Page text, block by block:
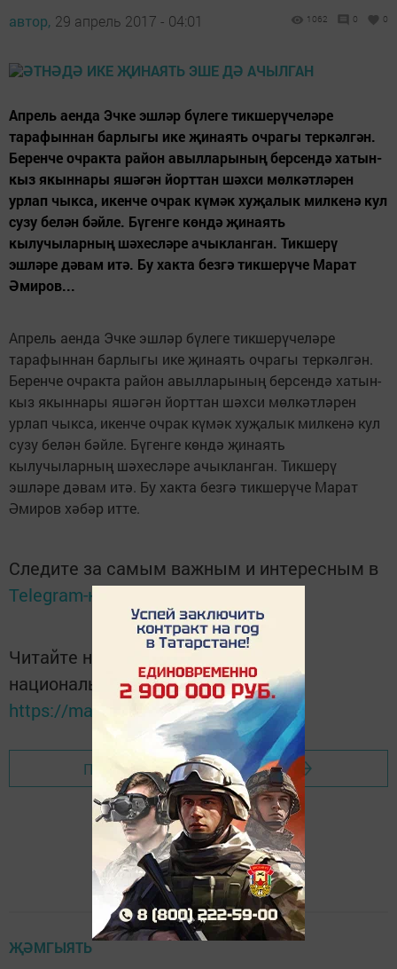
автор, 29 апрель 2017 - 04:01 1062 0 0
Апрель аенда Эчке эшләр бүлеге тикшерүчеләре
тарафыннан барлыгы ике җинаять очрагы теркәлгән.
Беренче очракта район авылларының берсендә хатын-
кыз якыннары яшәгән йорттан шәхси мөлкәтләрен
урлап чыкса, икенче очрак күмәк хуҗалык милкенә кул
сузу белән бәйле. Бүгенге көндә җинаять
кылучыларның шәхесләре ачыкланган. Тикшерү
эшләре дәвам итә. Бу хакта безгә тикшерүче Марат
Әмиров...
Апрель аенда Эчке эшләр бүлеге тикшерүчеләре
тарафыннан барлыгы ике җинаять очрагы теркәлгән.
Беренче очракта район авылларының берсендә хатын-
кыз якыннары яшәгән йорттан шәхси мөлкәтләрен
урлап чыкса, икенче очрак күмәк хуҗалык милкенә кул
сузу белән бәйле. Бүгенге көндә җинаять
кылучыларның шәхесләре ачыкланган. Тикшерү
эшләре дәвам итә. Бу хакта безгә тикшерүче Марат
Әмиров хәбәр итте.
Следите за самым важным и интересным в
Telegram-канале
Читайте новости Татарстана в
национальном мессенджере MАХ:
https://max.ru/tatmedia
Перейти на страницу новости
ҖӘМГЫЯТЬ